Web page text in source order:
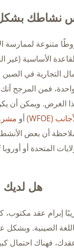
نشاطك بشكل
متنوعة لممارسة
الأساسية (غير
التجارية في
فمن المرجح
الغرض. ويمكن أن
(WFOE) أو
أن بعض الأنشطة
المتحدة أو
هل لديك
إبرام عقد مكتوب،
الصينية. وبشكل
فهناك احتمال